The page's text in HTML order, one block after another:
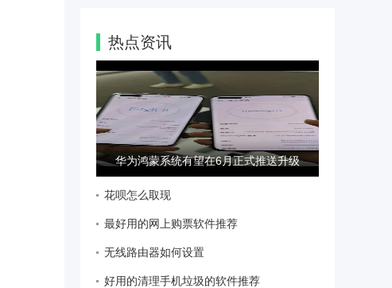
热点资讯
华为鸿蒙系统有望在6月正式推送升级
花呗怎么取现
最好用的网上购票软件推荐
无线路由器如何设置
好用的清理手机垃圾的软件推荐